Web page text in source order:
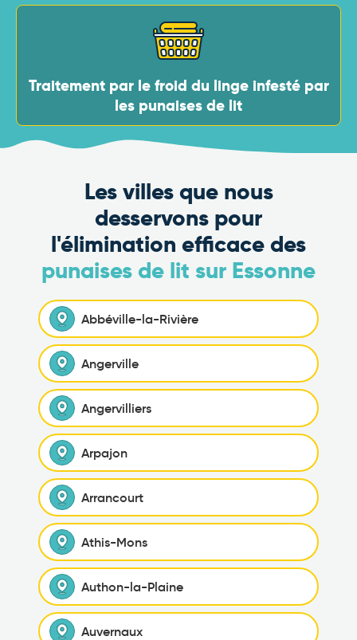
Traitement par le froid du linge infesté par
les punaises de lit
Les villes que nous
desservons pour
l'élimination efficace des
punaises de lit sur Essonne
Abbéville-la-Rivière
Angerville
Angervilliers
Arpajon
Arrancourt
Athis-Mons
Authon-la-Plaine
Auvernaux